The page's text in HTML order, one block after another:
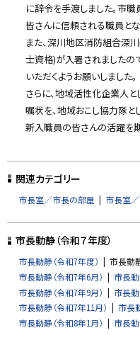
に辞令を手渡しました。市
皆さんに信頼される職員とな
また、深川地区消防組合深
士資格)が入署されましたの
いただくようお願いしました。
さらに、地域活性化企業人と
嘱状を、地域おこし協力隊と
新入職員の皆さんの活躍を期
ト
ッ
戻
る
関連カテゴリー
市長室／市長の部屋 市長室
市長動静（令和７年度）
市長動静（令和7年度） 市長動
市長動静（令和7年6月）
市長動
市長動静（令和7年9月）
市長動
市長動静（令和7年11月）
市長
市長動静（令和8年1月）
市長動